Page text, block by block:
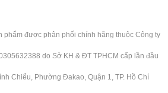
phẩm được phân phối chính hãng thuộc Công ty
do Sở KH & ĐT TPHCM cấp lần đầu
Chiểu, Phường Đakao, Quận 1, TP. Hồ Chí